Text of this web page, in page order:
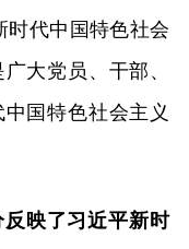
时代中国特色社会
大党员、干部、
国特色社会主义
反映了习近平新时